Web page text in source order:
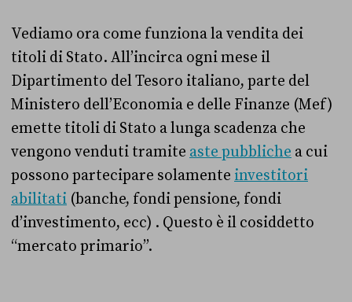
Vediamo ora come funziona la vendita dei
titoli di Stato. All’incirca ogni mese il
Dipartimento del Tesoro italiano, parte del
Ministero dell’Economia e delle Finanze (Mef)
emette titoli di Stato a lunga scadenza che
vengono venduti tramite aste pubbliche a cui
possono partecipare solamente investitori
abilitati (banche, fondi pensione, fondi
d’investimento, ecc) . Questo è il cosiddetto
“mercato primario”.